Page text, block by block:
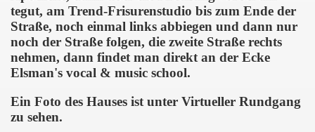
tegut, am Trend-Frisurenstudio bis zum Ende der
Straße, noch einmal links abbiegen und dann nur
noch der Straße folgen, die zweite Straße rechts
nehmen, dann findet man direkt an der Ecke
Elsman's vocal & music school.
Ein Foto des Hauses ist unter Virtueller Rundgang
zu sehen.